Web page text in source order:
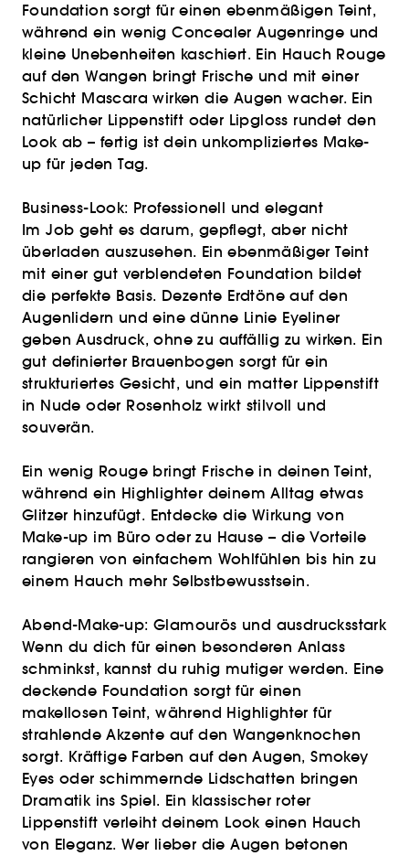
Foundation sorgt für einen ebenmäßigen Teint,
während ein wenig Concealer Augenringe und
kleine Unebenheiten kaschiert. Ein Hauch Rouge
auf den Wangen bringt Frische und mit einer
Schicht Mascara wirken die Augen wacher. Ein
natürlicher Lippenstift oder Lipgloss rundet den
Look ab – fertig ist dein unkompliziertes Make-
up für jeden Tag.
Business-Look: Professionell und elegant
Im Job geht es darum, gepflegt, aber nicht
überladen auszusehen. Ein ebenmäßiger Teint
mit einer gut verblendeten Foundation bildet
die perfekte Basis. Dezente Erdtöne auf den
Augenlidern und eine dünne Linie Eyeliner
geben Ausdruck, ohne zu auffällig zu wirken. Ein
gut definierter Brauenbogen sorgt für ein
strukturiertes Gesicht, und ein matter Lippenstift
in Nude oder Rosenholz wirkt stilvoll und
souverän.
Ein wenig Rouge bringt Frische in deinen Teint,
während ein Highlighter deinem Alltag etwas
Glitzer hinzufügt. Entdecke die Wirkung von
Make-up im Büro oder zu Hause – die Vorteile
rangieren von einfachem Wohlfühlen bis hin zu
einem Hauch mehr Selbstbewusstsein.
Abend-Make-up: Glamourös und ausdrucksstark
Wenn du dich für einen besonderen Anlass
schminkst, kannst du ruhig mutiger werden. Eine
deckende Foundation sorgt für einen
makellosen Teint, während Highlighter für
strahlende Akzente auf den Wangenknochen
sorgt. Kräftige Farben auf den Augen, Smokey
Eyes oder schimmernde Lidschatten bringen
Dramatik ins Spiel. Ein klassischer roter
Lippenstift verleiht deinem Look einen Hauch
von Eleganz. Wer lieber die Augen betonen